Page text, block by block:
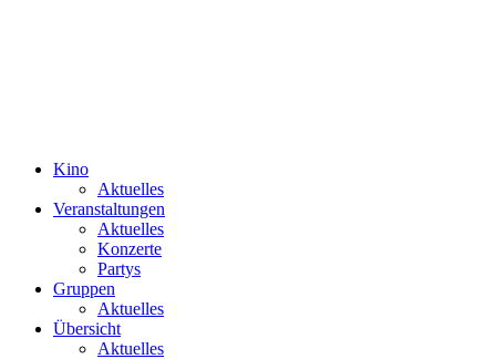
Kino
Aktuelles
Veranstaltungen
Aktuelles
Konzerte
Partys
Gruppen
Aktuelles
Übersicht
Aktuelles